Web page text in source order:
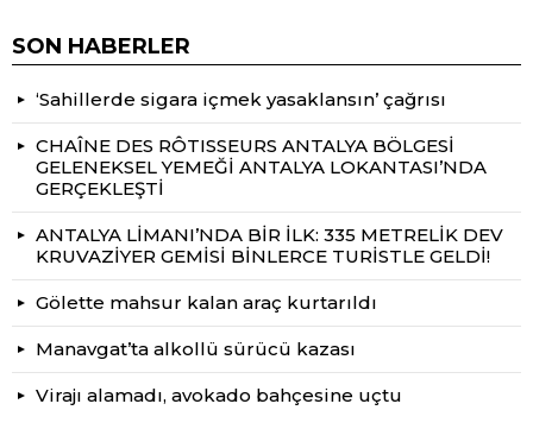
SON HABERLER
‘Sahillerde sigara içmek yasaklansın’ çağrısı
CHAÎNE DES RÔTISSEURS ANTALYA BÖLGESİ
GELENEKSEL YEMEĞİ ANTALYA LOKANTASI’NDA
GERÇEKLEŞTİ
ANTALYA LİMANI’NDA BİR İLK: 335 METRELİK DEV
KRUVAZİYER GEMİSİ BİNLERCE TURİSTLE GELDİ!
Gölette mahsur kalan araç kurtarıldı
Manavgat’ta alkollü sürücü kazası
Virajı alamadı, avokado bahçesine uçtu